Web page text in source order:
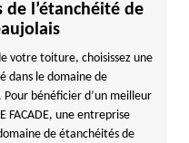
de l’étanchéité de
votre toiture, choisissez une
dans le domaine de
bénéficier d’un meilleur
FACADE, une entreprise
de étanchéités de